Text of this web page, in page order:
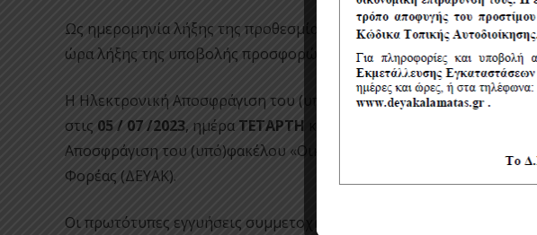
Ως ημερομηνία λήξης της προθεσμίας υποβολής των προσφορών
ώρα λήξης της υποβολής προσφορών ορίζεται η12:00 μμ
Η Ηλεκτρονική Αποσφράγιση του (υπό)φακέλου «Δικαιολογητικά
στις 05/ 07 /2023, ημέρα ΤΕΤΑΡΤΗ
Αποσφράγιση του (υπό)φακέλου «Οικονομική Προσφορά», κατά την
Φορέας (ΔΕΥΑΚ).
Οι πρωτότυπες εγγυήσεις συμμετοχής, πλην των εγγυήσεων που